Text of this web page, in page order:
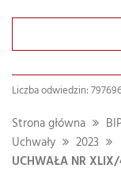
Liczba odwiedzin:
Strona główna
Uchwały
2023
UCHWAŁA NR